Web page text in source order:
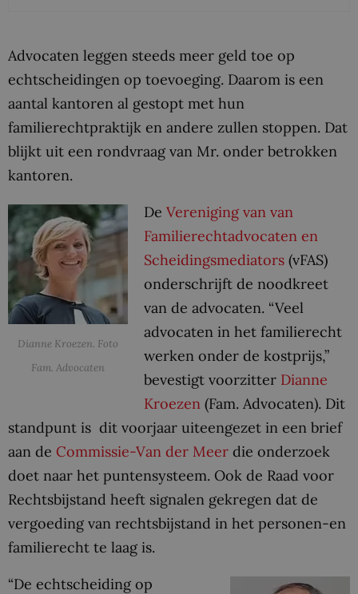
Advocaten leggen steeds meer geld toe op
echtscheidingen op toevoeging. Daarom is een
aantal kantoren al gestopt met hun
familierechtpraktijk en andere zullen stoppen. Dat
blijkt uit een rondvraag van Mr. onder betrokken
kantoren.
Dianne Kroezen. Foto
Fam. Advocaten
De Vereniging van van
Familierechtadvocaten en
Scheidingsmediators (vFAS)
onderschrijft de noodkreet
van de advocaten. “Veel
advocaten in het familierecht
werken onder de kostprijs,”
bevestigt voorzitter Dianne
Kroezen (Fam. Advocaten). Dit
standpunt is dit voorjaar uiteengezet in een brief
aan de Commissie-Van der Meer die onderzoek
doet naar het puntensysteem. Ook de Raad voor
Rechtsbijstand heeft signalen gekregen dat de
vergoeding van rechtsbijstand in het personen-en
familierecht te laag is.
“De echtscheiding op